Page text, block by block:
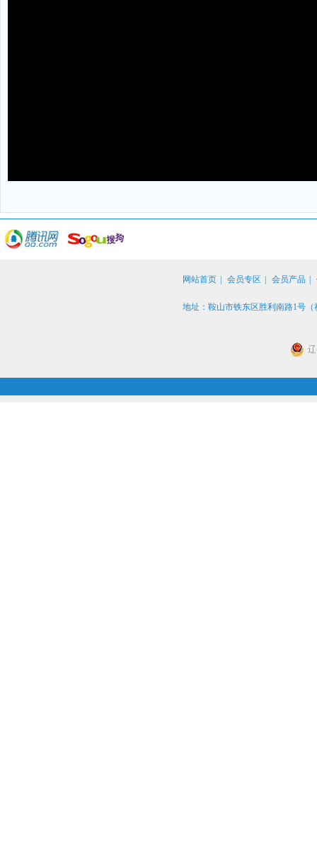
网站首页 会员专区 会员产品
地址：鞍山市铁东区胜利南路1号